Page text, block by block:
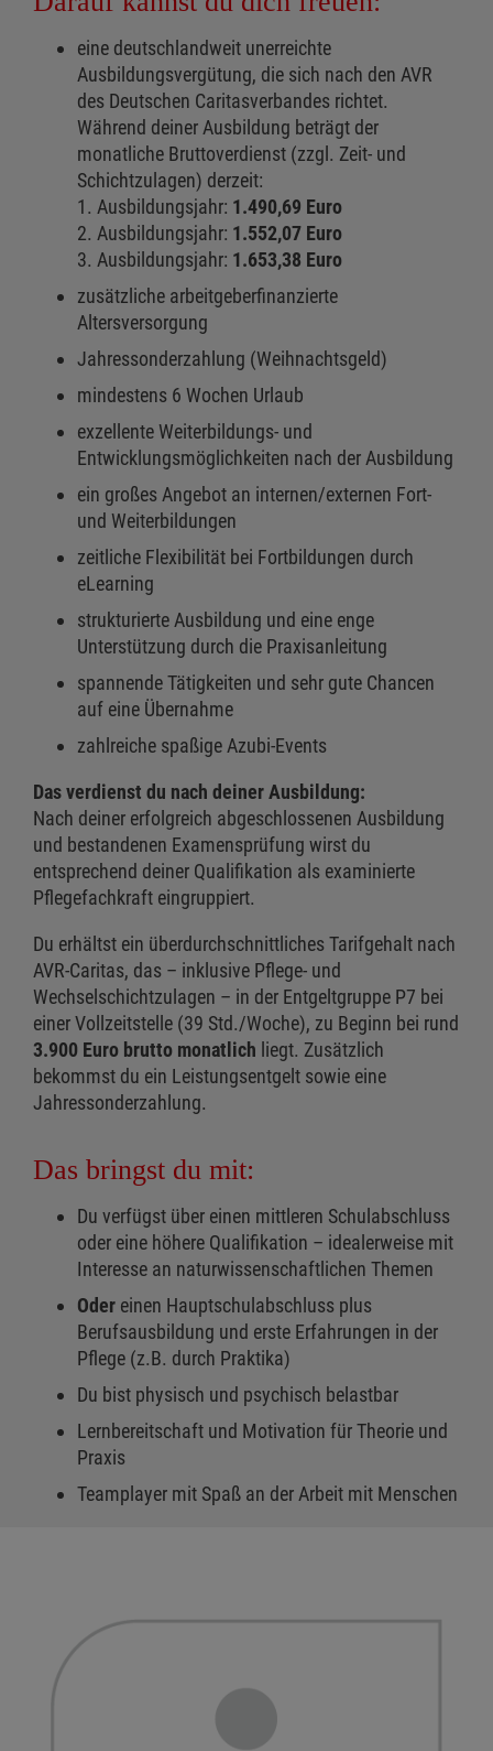
eine deutschlandweit unerreichte
Ausbildungsvergütung, die sich nach den AVR
des Deutschen Caritasverbandes richtet.
Während deiner Ausbildung beträgt der
monatliche Bruttoverdienst (zzgl. Zeit- und
Schichtzulagen) derzeit:
1. Ausbildungsjahr: 1.490,69 Euro
2. Ausbildungsjahr: 1.552,07 Euro
3. Ausbildungsjahr: 1.653,38 Euro
zusätzliche arbeitgeberfinanzierte
Altersversorgung
Jahressonderzahlung (Weihnachtsgeld)
mindestens 6 Wochen Urlaub
exzellente Weiterbildungs- und
Entwicklungsmöglichkeiten nach der Ausbildung
ein großes Angebot an internen/externen Fort-
und Weiterbildungen
zeitliche Flexibilität bei Fortbildungen durch
eLearning
strukturierte Ausbildung und eine enge
Unterstützung durch die Praxisanleitung
spannende Tätigkeiten und sehr gute Chancen
auf eine Übernahme
zahlreiche spaßige Azubi-Events
Das verdienst du nach deiner Ausbildung:
Nach deiner erfolgreich abgeschlossenen Ausbildung
und bestandenen Examensprüfung wirst du
entsprechend deiner Qualifikation als examinierte
Pflegefachkraft eingruppiert.
Du erhältst ein überdurchschnittliches Tarifgehalt nach
AVR-Caritas, das – inklusive Pflege- und
Wechselschichtzulagen – in der Entgeltgruppe P7 bei
einer Vollzeitstelle (39 Std./Woche), zu Beginn bei rund
3.900 Euro brutto monatlich liegt. Zusätzlich
bekommst du ein Leistungsentgelt sowie eine
Jahressonderzahlung.
Das bringst du mit:
Du verfügst über einen mittleren Schulabschluss
oder eine höhere Qualifikation – idealerweise mit
Interesse an naturwissenschaftlichen Themen
Oder einen Hauptschulabschluss plus
Berufsausbildung und erste Erfahrungen in der
Pflege (z.B. durch Praktika)
Du bist physisch und psychisch belastbar
Lernbereitschaft und Motivation für Theorie und
Praxis
Teamplayer mit Spaß an der Arbeit mit Menschen